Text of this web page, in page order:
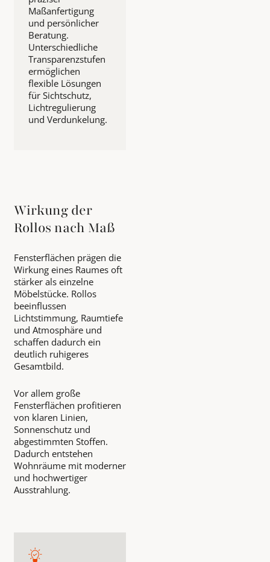
Maßanfertigung
und persönlicher
Beratung.
Unterschiedliche
Transparenzstufen
ermöglichen
flexible Lösungen
für Sichtschutz,
Lichtregulierung
und Verdunkelung.
Wirkung der
Rollos nach Maß
Fensterflächen prägen die
Wirkung eines Raumes oft
stärker als einzelne
Möbelstücke. Rollos
beeinflussen
Lichtstimmung, Raumtiefe
und Atmosphäre und
schaffen dadurch ein
deutlich ruhigeres
Gesamtbild.
Vor allem große
Fensterflächen profitieren
von klaren Linien,
Sonnenschutz und
abgestimmten Stoffen.
Dadurch entstehen
Wohnräume mit moderner
und hochwertiger
Ausstrahlung.